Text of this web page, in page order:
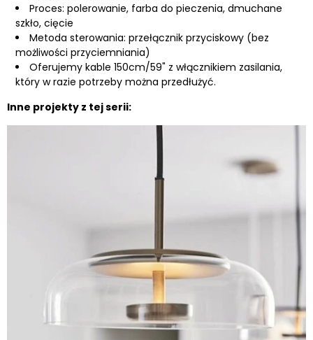
Proces: polerowanie, farba do pieczenia, dmuchane
szkło, cięcie
Metoda sterowania: przełącznik przyciskowy (bez
możliwości przyciemniania)
Oferujemy kable 150cm/59" z włącznikiem zasilania,
który w razie potrzeby można przedłużyć.
Inne projekty z tej serii: